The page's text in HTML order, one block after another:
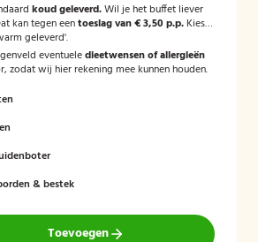
koud geleverd.Wil je het buffet liever
kan tegen eentoeslag van € 3,50 p.p. Kies
geleverd'.
eventueledieetwensen of allergieën
zodat wij hier rekening mee kunnen houden.
& bestek
Toevoegen